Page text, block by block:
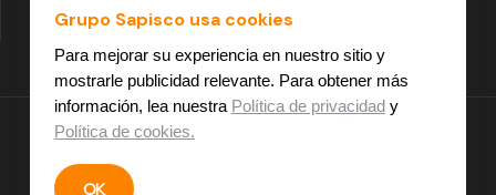
Grupo Sapisco usa cookies
Para mejorar su experiencia en nuestro sitio y
mostrarle publicidad relevante. Para obtener más
información, lea nuestra Política de privacidady
Política de cookies.
OK